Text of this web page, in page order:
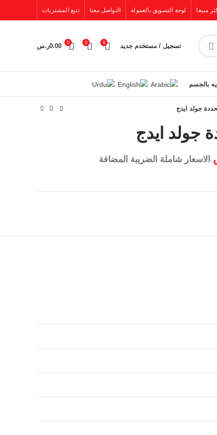
مبيعا لوحة التسويق بالعمولة التواصل معنا تتبع المشتريات
تسجيل / مستخدم جديد 0
0
0
0.00ر.س
بالجسم
الاسعار شاملة الضريبة المضافة